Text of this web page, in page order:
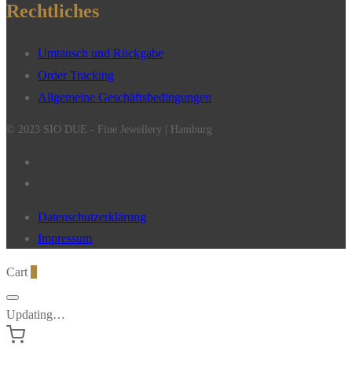
Rechtliches
Umtausch und Rückgabe
Order Tracking
Allgemeine Geschäftsbedingungen
© 2023 SIO DUE - Fine Jewellery | Hamburg
Datenschutzerklärung
Impressum
Cart
Updating…